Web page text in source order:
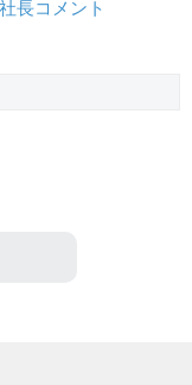
長コメント